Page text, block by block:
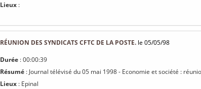
Lieux :
RÉUNION DES SYNDICATS CFTC DE LA POSTE. le 05/05/98
Durée : 00:00:39
Résumé : Journal télévisé du 05 mai 1998 - Economie et société :
Lieux : Epinal